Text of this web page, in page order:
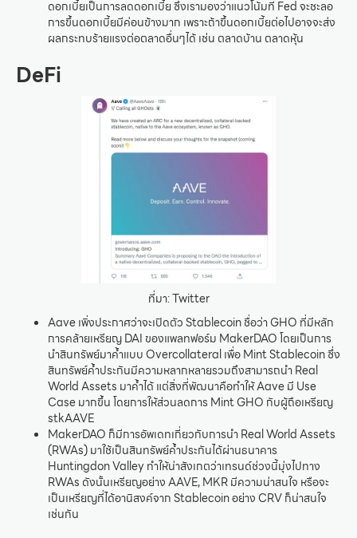
ดอกเบี้ยเป็นการลดดอกเบี้ย ซึ่งเรามองว่าแนวโน้มที่ Fed จะชะลอ
การขึ้นดอกเบี้ยมีค่อนข้างมาก เพราะถ้าขึ้นดอกเบี้ยต่อไปอาจจะส่ง
ผลกระทบร้ายแรงต่อตลาดอื่นๆได้ เช่น ตลาดบ้าน ตลาดหุ้น
DeFi
ที่มา: Twitter
Aave เพิ่งประกาศว่าจะเปิดตัว Stablecoin ชื่อว่า GHO ที่มีหลัก
การคล้ายเหรียญ DAI ของแพลทฟอร์ม MakerDAO โดยเป็นการ
นำสินทรัพย์มาค้ำแบบ Overcollateral เพื่อ Mint Stablecoin ซึ่ง
สินทรัพย์ค้ำประกันมีความหลากหลายรวมถึงสามารถนำ Real
World Assets มาค้ำได้ แต่สิ่งที่พัฒนาคือทำให้ Aave มี Use
Case มากขึ้น โดยการให้ส่วนลดการ Mint GHO กับผู้ถือเหรียญ
stkAAVE
MakerDAO ก็มีการอัพเดทเกี่ยวกับการนำ Real World Assets
(RWAs) มาใช้เป็นสินทรัพย์ค้ำประกันได้ผ่านธนาคาร
Huntingdon Valley ทำให้น่าสังเกตว่าเทรนด์ช่วงนี้มุ่งไปทาง
RWAs ดังนั้นเหรียญอย่าง AAVE, MKR มีความน่าสนใจ หรือจะ
เป็นเหรียญที่ได้อานิสงค์จาก Stablecoin อย่าง CRV ก็น่าสนใจ
เช่นกัน